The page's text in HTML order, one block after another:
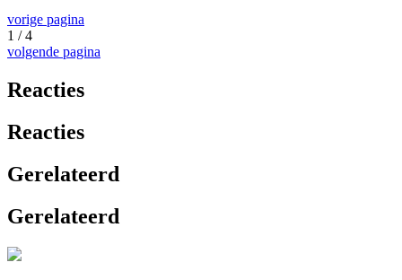
vorige pagina
1 / 4
volgende pagina
Reacties
Reacties
Gerelateerd
Gerelateerd